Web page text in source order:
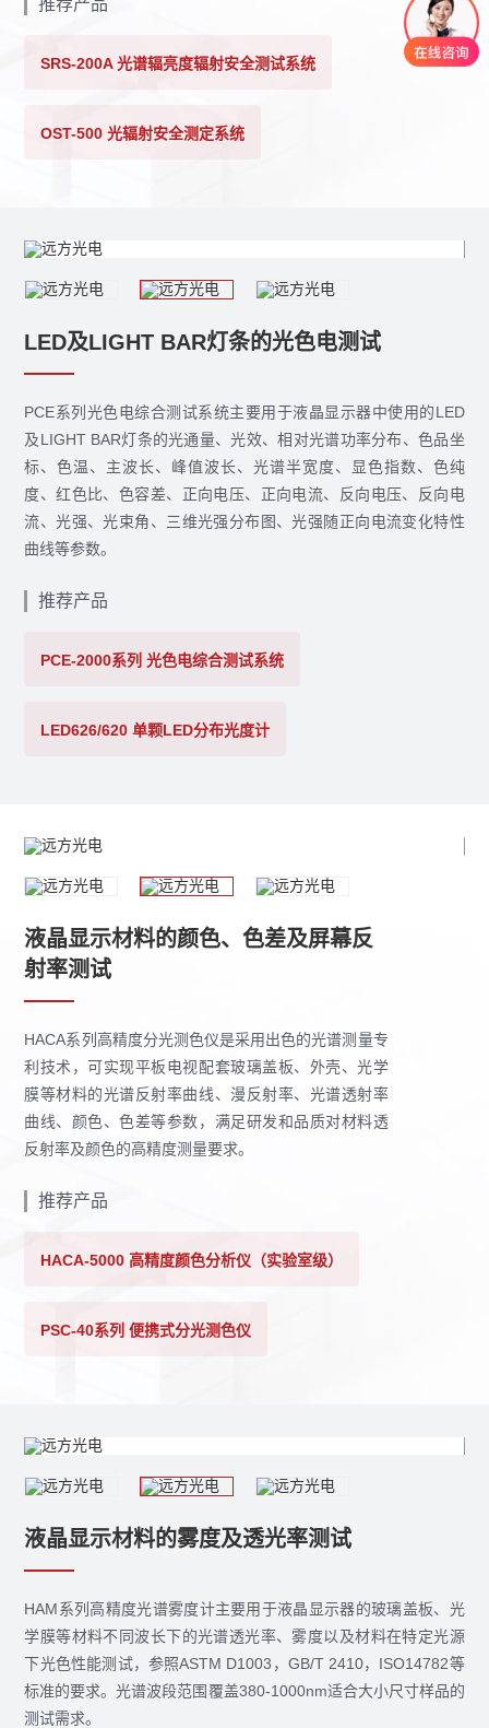
推荐产品
SRS-200A 光谱辐亮度辐射安全测试系统
OST-500 光辐射安全测定系统
LED及LIGHT BAR灯条的光色电测试
PCE系列光色电综合测试系统主要用于液晶显示器中使用的LED
及LIGHT BAR灯条的光通量、光效、相对光谱功率分布、色品坐
标、色温、主波长、峰值波长、光谱半宽度、显色指数、色纯
度、红色比、色容差、正向电压、正向电流、反向电压、反向电
流、光强、光束角、三维光强分布图、光强随正向电流变化特性
曲线等参数。
推荐产品
PCE-2000系列 光色电综合测试系统
LED626/620 单颗LED分布光度计
液晶显示材料的颜色、色差及屏幕反
射率测试
HACA系列高精度分光测色仪是采用出色的光谱测量专
利技术，可实现平板电视配套玻璃盖板、外壳、光学
膜等材料的光谱反射率曲线、漫反射率、光谱透射率
曲线、颜色、色差等参数，满足研发和品质对材料透
反射率及颜色的高精度测量要求。
推荐产品
HACA-5000 高精度颜色分析仪（实验室级）
PSC-40系列 便携式分光测色仪
液晶显示材料的雾度及透光率测试
HAM系列高精度光谱雾度计主要用于液晶显示器的玻璃盖板、光
学膜等材料不同波长下的光谱透光率、雾度以及材料在特定光源
下光色性能测试，参照ASTM D1003，GB/T 2410，ISO14782等
标准的要求。光谱波段范围覆盖380-1000nm适合大小尺寸样品的
测试需求。